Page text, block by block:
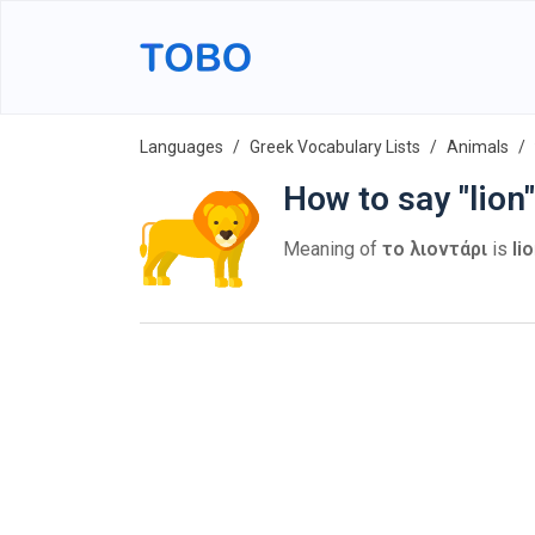
Languages Greek Vocabulary Lists Animals
How to say
Meaning of το λιοντάρι is